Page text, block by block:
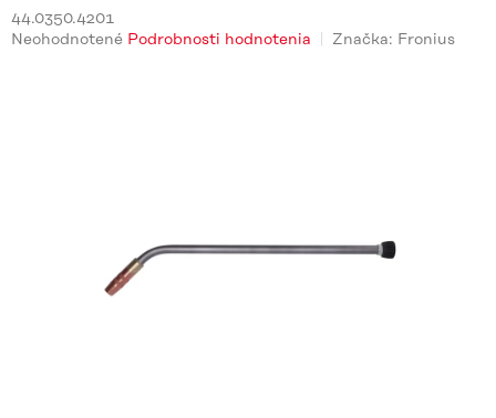
44.0350.4201
Priemerné
Neohodnotené Podrobnosti hodnotenia Značka: Fronius